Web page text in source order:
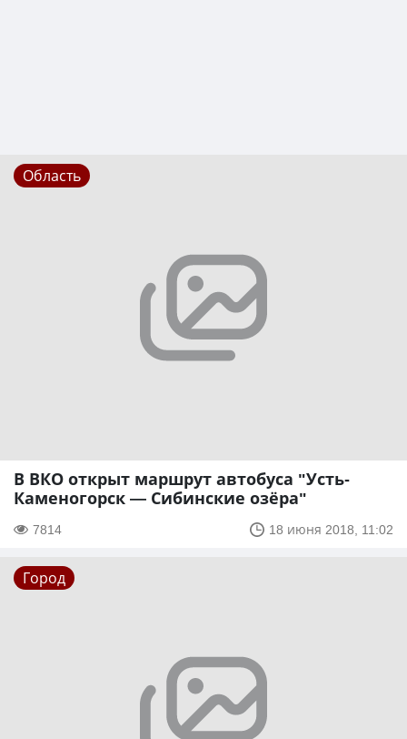
Область
В ВКО открыт маршрут автобуса "Усть-
Каменогорск — Сибинские озёра"
7814 18 июня 2018, 11:02
Город